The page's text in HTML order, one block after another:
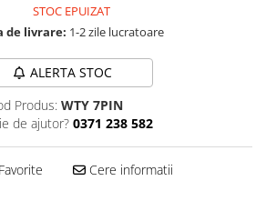
STOC EPUIZAT
de livrare: 1-2 zile lucratoare
ALERTA STOC
Produs: WTY 7PIN
de ajutor? 0371 238 582
Cere informatii